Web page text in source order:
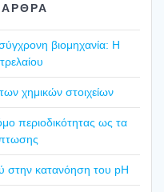
ΑΡΘΡΑ
βιο­μη­χα­νία: Η
χημι­κών στοι­χεί­ων
περιο­δι­κό­τη­τας ως τα
στην κατα­νό­η­ση του pH